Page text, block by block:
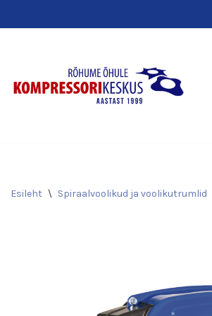
Esileht \ Spiraalvoolikud ja voolikutrumlid